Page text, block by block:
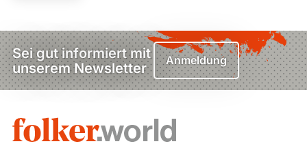
Sei gut informiert mit
unserem Newsletter
Anmeldung